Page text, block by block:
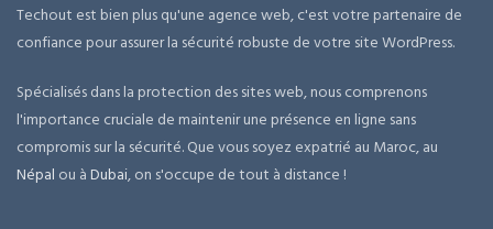
Techout est bien plus qu'une agence web, c'est votre partenaire de
confiance pour assurer la sécurité robuste de votre site WordPress.
Spécialisés dans la protection des sites web, nous comprenons
l'importance cruciale de maintenir une présence en ligne sans
compromis sur la sécurité. Que vous soyez expatrié au Maroc, au
Népal ou àDubai, on s'occupe de tout à distance !